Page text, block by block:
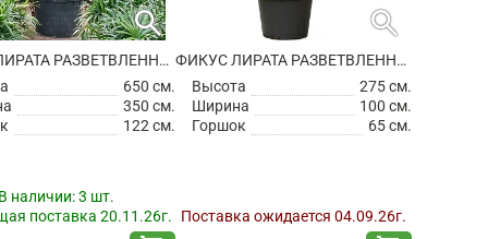
search
ФИКУС ЛИРАТА РАЗВЕТВЛЕННЫЙ
650 см.
350 см.
122 см.
наличии:3 шт.
поставка 20.11.26г.
search
ФИКУС ЛИРАТА РАЗВЕТВЛЕННЫЙ
Высота
275 см.
Ширина
100 см.
Горшок
65 см.
Поставка ожидается 04.09.26г.